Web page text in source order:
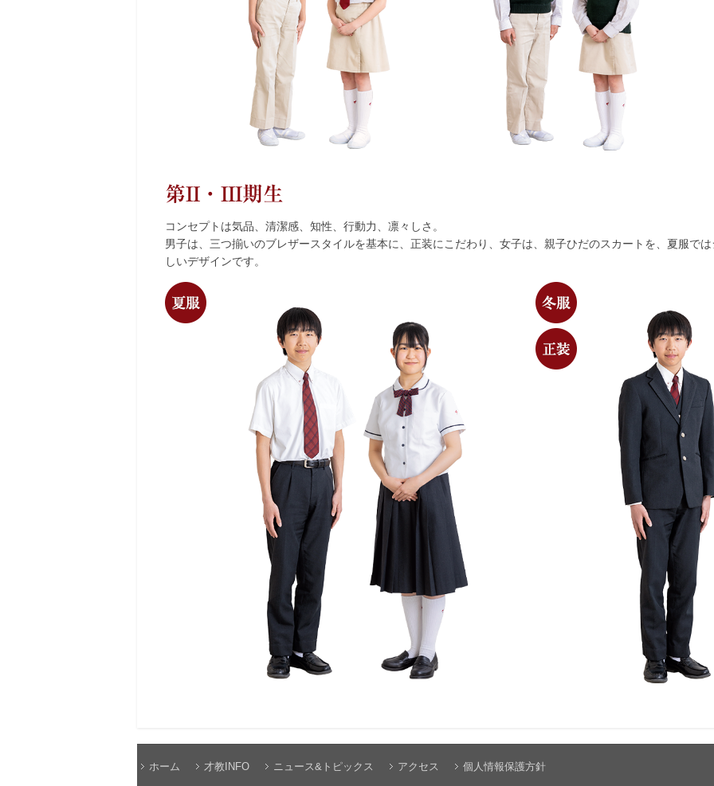
第II・III期生
コンセプトは気品、清潔感、知性、行動力、凛々しさ。
男子は、三つ揃いのブレザースタイルを基本に、正装にこだわり、女子は、親子ひだのスカートを、夏服で
しいデザインです。
ホーム 才教INFO ニュース&トピックス アクセス 個人情報保護方針